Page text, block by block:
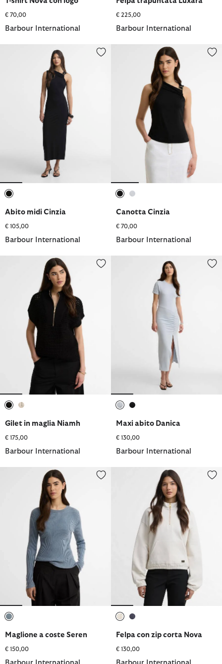
€ 70,00
Barbour International
€ 225,00
Barbour International
Abito midi Cinzia
Abito midi Cinzia
€ 105,00
Barbour International
Canotta Cinzia
Canotta Cinzia
€ 70,00
Barbour International
Gilet in maglia Niamh
Gilet in maglia Niamh
€ 175,00
Barbour International
Maxi abito Danica
Maxi abito Danica
€ 130,00
Barbour International
Maglione a coste Seren
Maglione a coste Seren
€ 150,00
Barbour International
Felpa con zip corta Nova
Felpa con zip corta Nova
€ 130,00
Barbour International